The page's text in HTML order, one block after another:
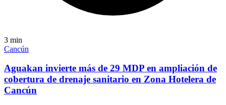
3 min
Cancún
Aguakan invierte más de 29 MDP en ampliación de
cobertura de drenaje sanitario en Zona Hotelera de
Cancún